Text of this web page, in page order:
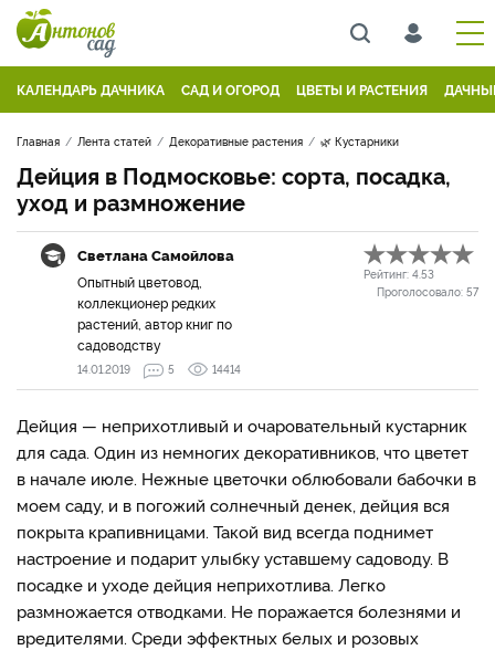
КАЛЕНДАРЬ ДАЧНИКА САД И ОГОРОД ЦВЕТЫ И РАСТЕНИЯ
Главная Лента статей Декоративные растения 🌿 Кустарники
Дейция в Подмосковье: сорта, посадка,
уход и размножение
Светлана Самойлова
Опытный цветовод,
коллекционер редких
растений, автор книг по
садоводству
Рейтинг: 4.53
Проголосовало: 57
14.01.2019 5 14414
Дейция — неприхотливый и очаровательный кустарник
для сада. Один из немногих декоративников, что цветет
в начале июле. Нежные цветочки облюбовали бабочки в
моем саду, и в погожий солнечный денек, дейция вся
покрыта крапивницами. Такой вид всегда поднимет
настроение и подарит улыбку уставшему садоводу. В
посадке и уходе дейция неприхотлива. Легко
размножается отводками. Не поражается болезнями и
вредителями. Среди эффектных белых и розовых